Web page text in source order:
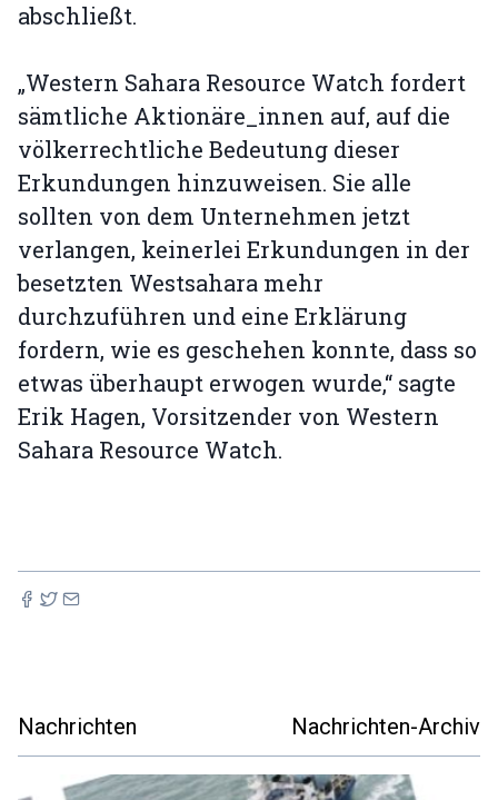
abschließt.
„Western Sahara Resource Watch fordert
sämtliche Aktionäre_innen auf, auf die
völkerrechtliche Bedeutung dieser
Erkundungen hinzuweisen. Sie alle
sollten von dem Unternehmen jetzt
verlangen, keinerlei Erkundungen in der
besetzten Westsahara mehr
durchzuführen und eine Erklärung
fordern, wie es geschehen konnte, dass so
etwas überhaupt erwogen wurde,“ sagte
Erik Hagen, Vorsitzender von Western
Sahara Resource Watch.
Nachrichten Nachrichten-Archiv